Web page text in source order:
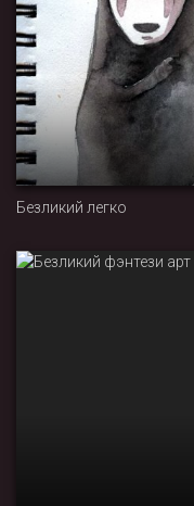
Безликий легко